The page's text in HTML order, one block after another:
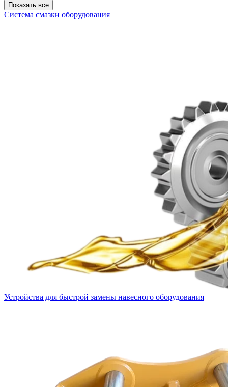
Показать все
Система смазки оборудования
Устройства для быстрой замены навесного оборудования